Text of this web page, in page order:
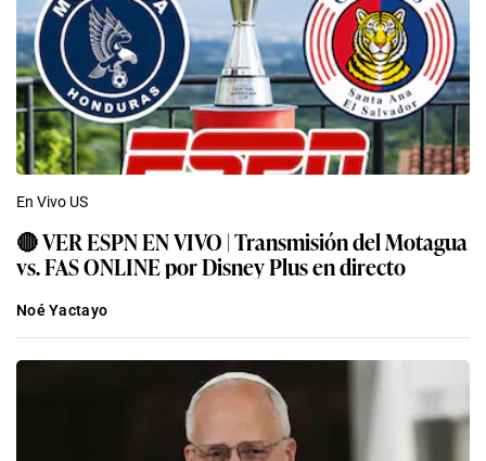
En Vivo US
🔴 VER ESPN EN VIVO | Transmisión del Motagua
vs. FAS ONLINE por Disney Plus en directo
Noé Yactayo